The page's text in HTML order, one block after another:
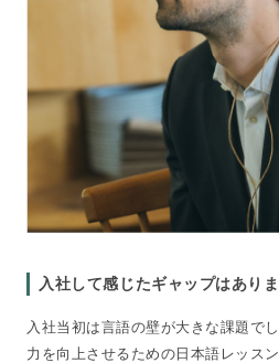
入社して感じたギャップはあり
入社当初は言語の壁が大きな課題で
力を向上させるための日本語レッス